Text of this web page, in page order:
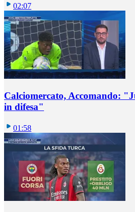
02:07
Calciomercato, Accomando:
in difesa"
01:58